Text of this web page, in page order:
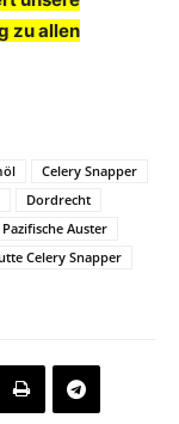
zu allen
Celery Snapper
Dordrecht
Pazifische Auster
Celery Snapper